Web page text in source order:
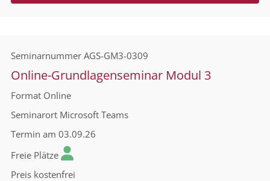
Seminarnummer AGS-GM3-0309
Online-Grundlagenseminar Modul 3
Format Online
Seminarort Microsoft Teams
Termin am 03.09.26
Freie Plätze
Preis kostenfrei